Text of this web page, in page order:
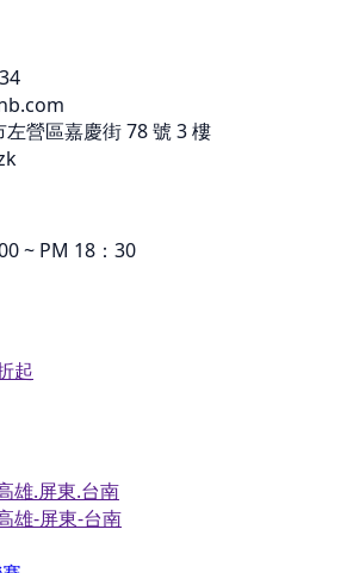
左營區嘉慶街 78 號 3 樓
~ PM 18：30
起
雄.屏東.台南
雄-屏東-台南